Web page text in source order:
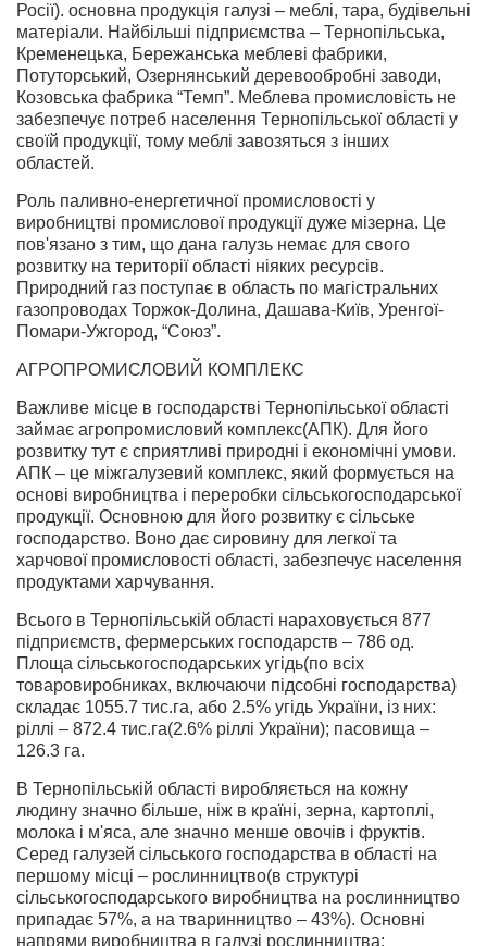
Росії). основна продукція галузі – меблі, тара, будівельні
матеріали. Найбільші підприємства – Тернопільська,
Кременецька, Бережанська меблеві фабрики,
Потуторський, Озернянський деревообробні заводи,
Козовська фабрика “Темп”. Меблева промисловість не
забезпечує потреб населення Тернопільської області у
своїй продукції, тому меблі завозяться з інших
областей.
Роль паливно-енергетичної промисловості у
виробництві промислової продукції дуже мізерна. Це
пов'язано з тим, що дана галузь немає для свого
розвитку на території області ніяких ресурсів.
Природний газ поступає в область по магістральних
газопроводах Торжок-Долина, Дашава-Київ, Уренгої-
Помари-Ужгород, “Союз”.
АГРОПРОМИСЛОВИЙ КОМПЛЕКС
Важливе місце в господарстві Тернопільської області
займає агропромисловий комплекс(АПК). Для його
розвитку тут є сприятливі природні і економічні умови.
АПК – це міжгалузевий комплекс, який формується на
основі виробництва і переробки сільськогосподарської
продукції. Основною для його розвитку є сільське
господарство. Воно дає сировину для легкої та
харчової промисловості області, забезпечує населення
продуктами харчування.
Всього в Тернопільській області нараховується 877
підприємств, фермерських господарств – 786 од.
Площа сільськогосподарських угідь(по всіх
товаровиробниках, включаючи підсобні господарства)
складає 1055.7 тис.га, або 2.5% угідь України, із них:
ріллі – 872.4 тис.га(2.6% ріллі України); пасовища –
126.3 га.
В Тернопільській області виробляється на кожну
людину значно більше, ніж в країні, зерна, картоплі,
молока і м'яса, але значно менше овочів і фруктів.
Серед галузей сільського господарства в області на
першому місці – рослинництво(в структурі
сільськогосподарського виробництва на рослинництво
припадає 57%, а на тваринництво – 43%). Основні
напрями виробництва в галузі рослинництва: